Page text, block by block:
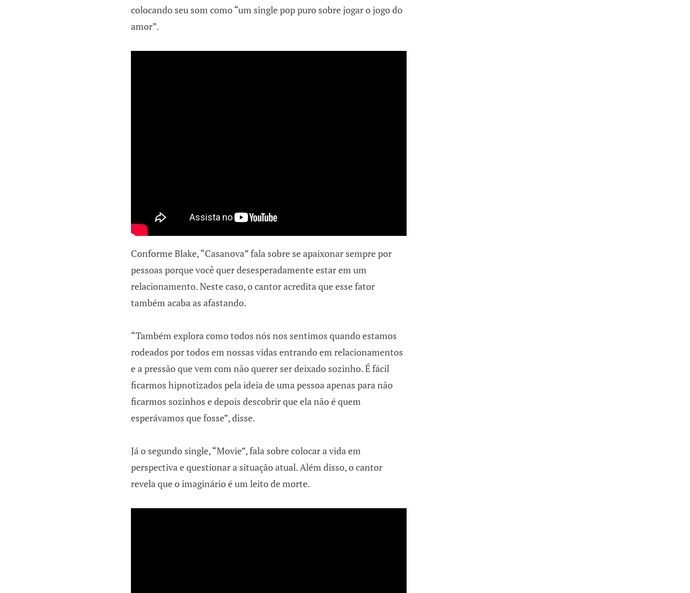
colocando seu som como “um single pop puro sobre jogar o jogo do
amor”.
Conforme Blake, “Casanova” fala sobre se apaixonar sempre por
pessoas porque você quer desesperadamente estar em um
relacionamento. Neste caso, o cantor acredita que esse fator
também acaba as afastando.
“Também explora como todos nós nos sentimos quando estamos
rodeados por todos em nossas vidas entrando em relacionamentos
e a pressão que vem com não querer ser deixado sozinho. É fácil
ficarmos hipnotizados pela ideia de uma pessoa apenas para não
ficarmos sozinhos e depois descobrir que ela não é quem
esperávamos que fosse”, disse.
Já o segundo single, “Movie”, fala sobre colocar a vida em
perspectiva e questionar a situação atual. Além disso, o cantor
revela que o imaginário é um leito de morte.